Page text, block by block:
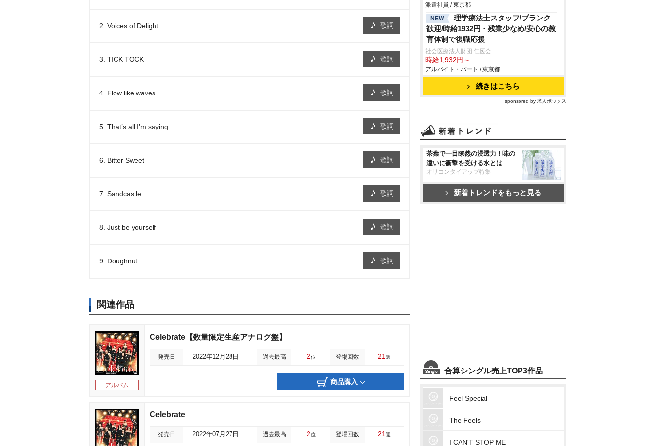
2. Voices of Delight 歌詞
3. TICK TOCK 歌詞
4. Flow like waves 歌詞
5. That’s all I’m saying 歌詞
6. Bitter Sweet 歌詞
7. Sandcastle 歌詞
8. Just be yourself 歌詞
9. Doughnut 歌詞
関連作品
アルバム
Celebrate【数量限定生産アナログ盤】
発売日 2022年12月28日 過去最高 2位 登場回数 21 週
商品購入
Celebrate
発売日 2022年07月27日 過去最高 2位 登場回数 21 週
派遣社員 / 東京都
NEW
理学療法士スタッフ/ブランク
歓迎/時給1932円・残業少なめ/安心の教
育体制で復職応援
社会医療法人財団 仁医会
時給1,932円～
アルバイト・パート / 東京都
続きはこちら
sponsored by 求人ボックス
茶葉で一目瞭然の浸透力！味の
違いに衝撃を受ける水とは
オリコンタイアップ特集
新着トレンドをもっと見る
合算シングル売上TOP3作品
Feel Special
The Feels
I CAN'T STOP ME